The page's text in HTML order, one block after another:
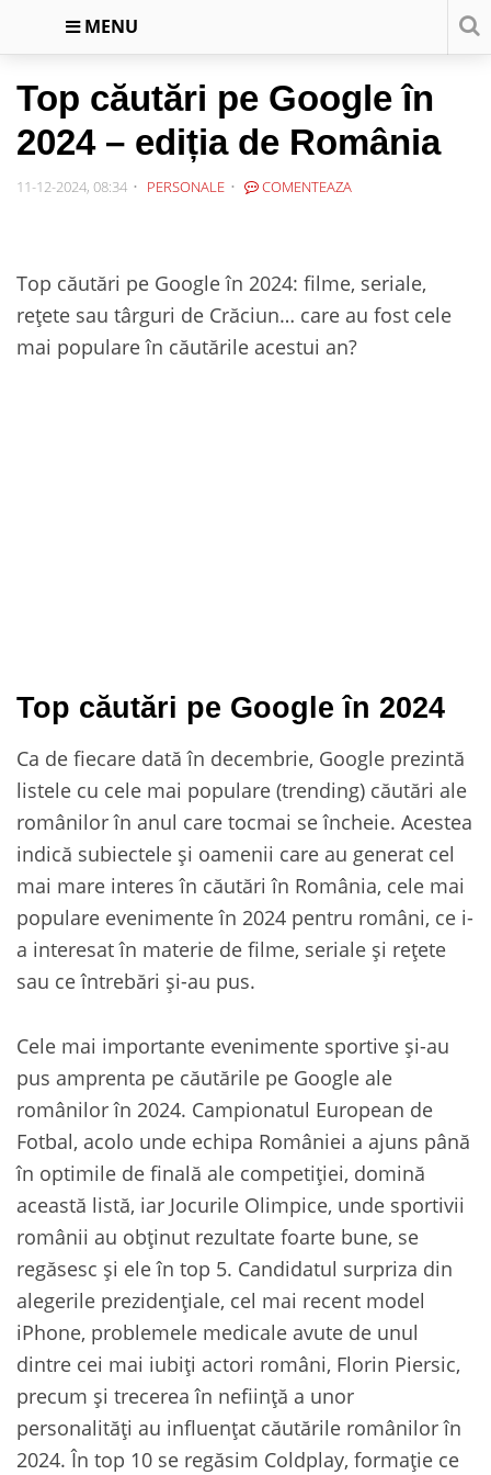
MENU
Top căutări pe Google în
2024 – ediția de România
11-12-2024, 08:34 PERSONALE COMENTEAZA
Top căutări pe Google în 2024: filme, seriale,
rețete sau târguri de Crăciun… care au fost cele
mai populare în căutările acestui an?
Top căutări pe Google în 2024
Ca de fiecare dată în decembrie, Google prezintă
listele cu cele mai populare (trending) căutări ale
românilor în anul care tocmai se încheie. Acestea
indică subiectele și oamenii care au generat cel
mai mare interes în căutări în România, cele mai
populare evenimente în 2024 pentru români, ce i-
a interesat în materie de filme, seriale și rețete
sau ce întrebări și-au pus.
Cele mai importante evenimente sportive și-au
pus amprenta pe căutările pe Google ale
românilor în 2024. Campionatul European de
Fotbal, acolo unde echipa României a ajuns până
în optimile de finală ale competiției, domină
această listă, iar Jocurile Olimpice, unde sportivii
românii au obținut rezultate foarte bune, se
regăsesc și ele în top 5. Candidatul surpriza din
alegerile prezidențiale, cel mai recent model
iPhone, problemele medicale avute de unul
dintre cei mai iubiți actori români, Florin Piersic,
precum și trecerea în neființă a unor
personalități au influențat căutările românilor în
2024. În top 10 se regăsim Coldplay, formație ce